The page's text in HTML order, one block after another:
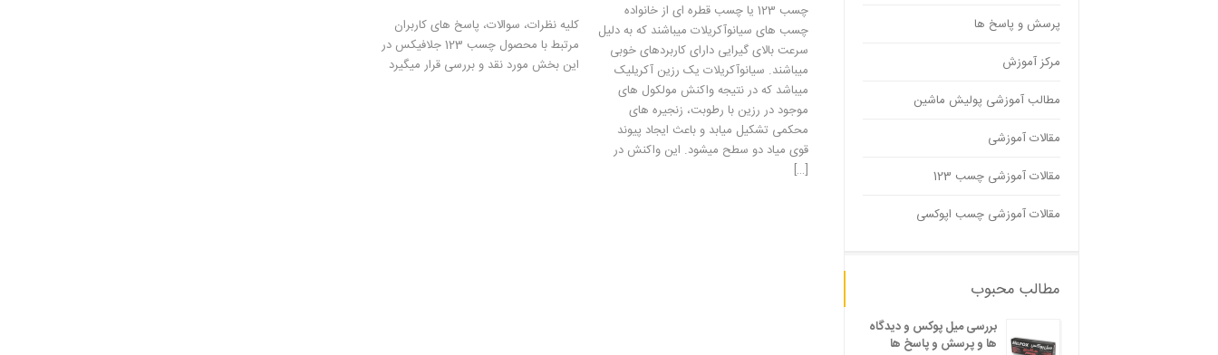
چسب 123 یا چسب قطره ای از خانواده
چسب های سیانوآکریلات میباشند که به دلیل
سرعت بالای گیرایی دارای کاربردهای خوبی
میباشند. سیانوآکریلات یک رزین آکریلیک
میباشد که در نتیجه واکنش مولکول های
موجود در رزین با رطوبت، زنجیره های
محکمی تشکیل میابد و باعث ایجاد پیوند
قوی میاد دو سطح میشود. این واکنش در
[…]
کلیه نظرات، سوالات، پاسخ های کاربران
مرتبط با محصول چسب 123 جلافیکس در
این بخش مورد نقد و بررسی قرار میگیرد
پرسش و پاسخ ها
مرکز آموزش
مطالب آموزشی پولیش ماشین
مقالات آموزشی
مقالات آموزشی چسب 123
مقالات آموزشی چسب اپوکسی
مطالب محبوب
بررسی میل پوکس و دیدگاه
ها و پرسش و پاسخ ها